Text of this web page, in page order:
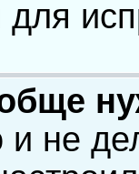
не